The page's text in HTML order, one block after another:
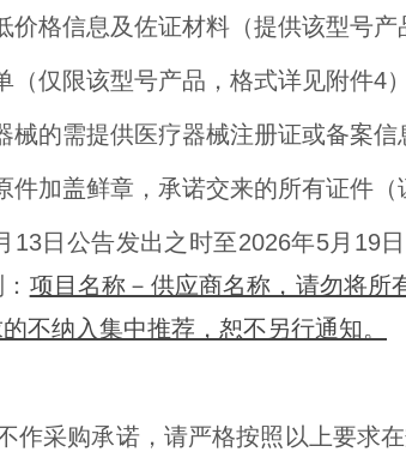
价格信息及佐证材料（提供该型号
（仅限该型号产品，格式详见附件4
械的需提供医疗器械注册证或备案信
件加盖鲜章，承诺交来的所有证件
13日公告发出之时至2026年5月19
项目名称－供应商名称，请勿将所
不纳入集中推荐，恕不另行通知。
作采购承诺，请严格按照以上要求